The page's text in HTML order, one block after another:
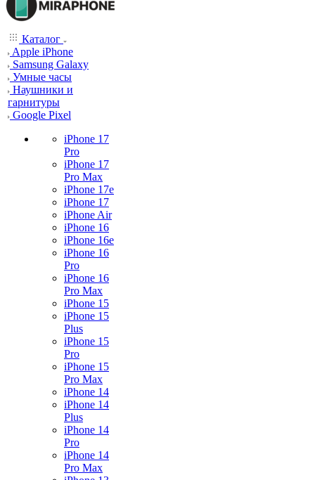
Каталог
Apple iPhone
Samsung Galaxy
Умные часы
Наушники и
гарнитуры
Google Pixel
iPhone 17
Pro
iPhone 17
Pro Max
iPhone 17e
iPhone 17
iPhone Air
iPhone 16
iPhone 16e
iPhone 16
Pro
iPhone 16
Pro Max
iPhone 15
iPhone 15
Plus
iPhone 15
Pro
iPhone 15
Pro Max
iPhone 14
iPhone 14
Plus
iPhone 14
Pro
iPhone 14
Pro Max